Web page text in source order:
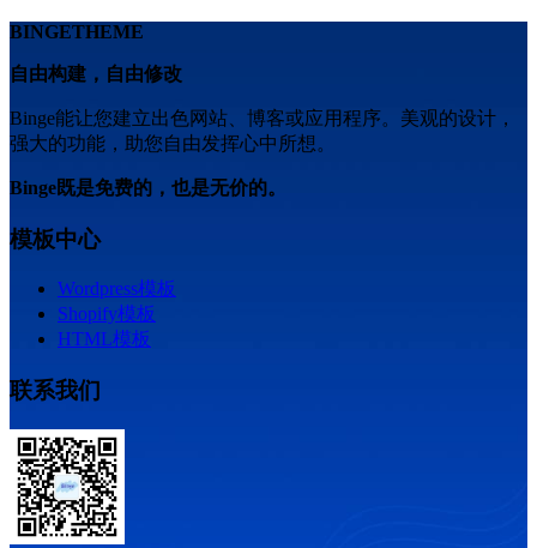
BINGETHEME
自由构建，自由修改
Binge能让您建立出色网站、博客或应用程序。美观的设计，
强大的功能，助您自由发挥心中所想。
Binge既是免费的，也是无价的。
模板中心
Wordpress模板
Shopify模板
HTML模板
联系我们